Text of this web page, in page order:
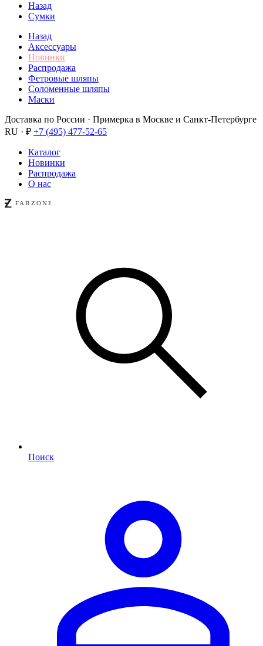
Назад
Сумки
Назад
Аксессуары
Новинки
Распродажа
Фетровые шляпы
Соломенные шляпы
Маски
Доставка по России · Примерка в Москве и Санкт-Петербурге
RU · ₽ +7 (495) 477-52-65
Каталог
Новинки
Распродажа
О нас
Поиск